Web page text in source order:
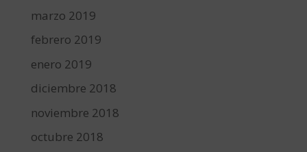
marzo 2019
febrero 2019
enero 2019
diciembre 2018
noviembre 2018
octubre 2018